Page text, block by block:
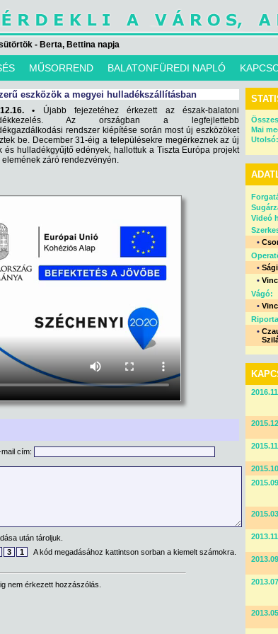
- Berta, Bettina napja
MŰSORREND BALATONFÜREDI NAPLÓ
eszközök a megyei hulladékszállításban
• Újabb fejezetéhez érkezett az észak-balatoni
Az országban a legfejlettebb
rendszer kiépítése során most új eszközöket
be. December 31-éig a településekre megérkeznek az új
és hulladékgyűjtő edények, hallottuk a Tiszta Európa projekt
záró rendezvényén.
cím:
után tároljuk.
3 1 A kód megadásához kattintson sorban a kiemelt számokra.
nem érkezett hozzászólás.
Mai
Utolsó:
Videó
•
•
•
Vágó:
•
•